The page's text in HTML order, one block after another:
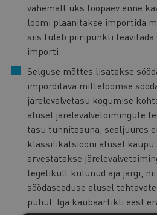
vähemalt üks tööpäev enne
loomi plaanitakse importida
siis tuleb piiripunkti teavitada
importi.
Selguse mõttes lisatakse
imporditava mitteloomse
järelevalvetasu kogumise
alusel järelevalvetoimingute
tasu tunnitasuna, sealjuures
klassifikatsiooni alusel kaupu
arvestatakse
tegelikult kulunud aja järgi,
söödaseaduse alusel
puhul. Iga kaubaartikli eest